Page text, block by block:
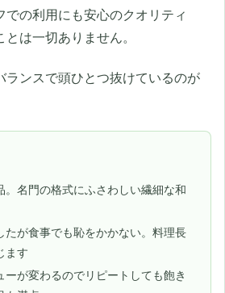
での利用にも安心のクオリティ
は一切ありません。
ランスで頭ひとつ抜けているのが
。名門の格式にふさわしい繊細な和
たが食事でも恥をかかない。料理長
ます
ーが変わるのでリピートしても飽き